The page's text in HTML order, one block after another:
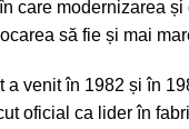
care modernizarea
să fie și mai
a venit în 1982 și în
oficial ca lider în